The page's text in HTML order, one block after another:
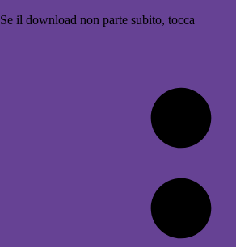
Se il download non parte subito, tocca